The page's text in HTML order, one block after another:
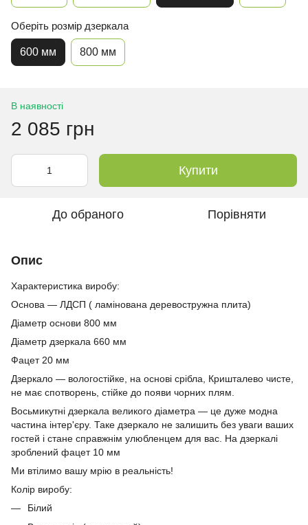
Оберіть розмір дзеркала
600 мм 800 мм
В наявності
2 085 грн
Купити
До обраного Порівняти
Опис
Характеристика виробу:
Основа — ЛДСП ( ламінована деревостружна плита)
Діаметр основи 800 мм
Діаметр дзеркала 660 мм
Фацет 20 мм
Дзеркало — вологостійке, на основі срібла, Кришталево чисте,
не має спотворень, стійке до появи чорних плям.
Восьмикутні дзеркала великого діаметра — це дуже модна
частина інтер'єру. Таке дзеркало не залишить без уваги ваших
гостей і стане справжнім улюбленцем для вас. На дзеркалі
зроблений фацет 10 мм
Ми втілимо вашу мрію в реальність!
Колір виробу:
Білий